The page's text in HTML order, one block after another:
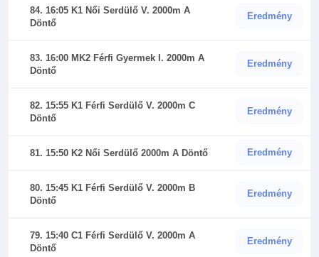
84. 16:05 K1 Női Serdülő V. 2000m A
Döntő
Eredmény
83. 16:00 MK2 Férfi Gyermek I. 2000m A
Döntő
Eredmény
82. 15:55 K1 Férfi Serdülő V. 2000m C
Döntő
Eredmény
81. 15:50 K2 Női Serdülő 2000m A Döntő Eredmény
80. 15:45 K1 Férfi Serdülő V. 2000m B
Döntő
Eredmény
79. 15:40 C1 Férfi Serdülő V. 2000m A
Döntő
Eredmény